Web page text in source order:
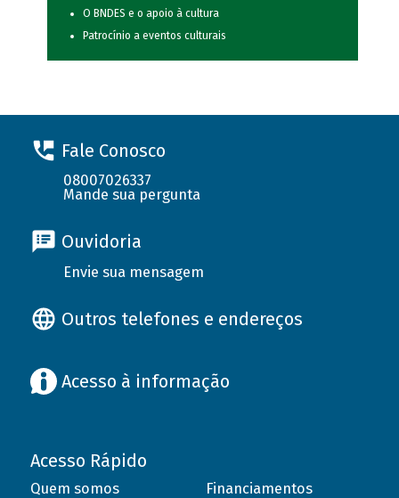
O BNDES e o apoio à cultura
Patrocínio a eventos culturais
Fale Conosco
08007026337
Mande sua pergunta
Ouvidoria
Envie sua mensagem
Outros telefones e endereços
Acesso à informação
Acesso Rápido
Quem somos
Financiamentos